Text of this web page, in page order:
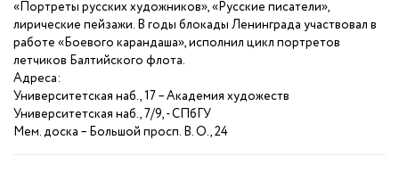
«Портреты русских художников», «Русские писатели»,
лирические пейзажи. В годы блокады Ленинграда участвовал в
работе «Боевого карандаша», исполнил цикл портретов
летчиков Балтийского флота.
Адреса:
Университетская наб., 17 – Академия художеств
Университетская наб., 7/9, - СПбГУ
Мем. доска – Большой просп. В. О., 24